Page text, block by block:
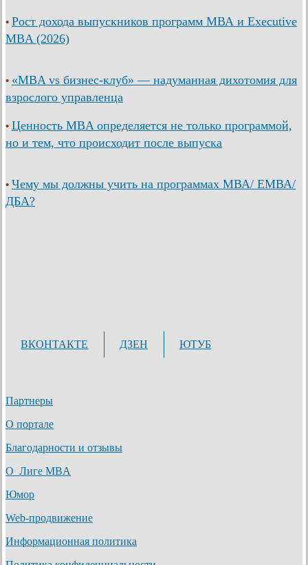
• Рост дохода выпускников программ МВА и Executive
MBA (2026)
• «MBA vs бизнес-клуб» — надуманная дихотомия для
взрослого управленца
• Ценность MBA определяется не только программой,
но и тем, что происходит после выпуска
• Чему мы должны учить на программах МВА/ ЕМВА/
ДБА?
ВКОНТАКТЕ ДЗЕН ЮТУБ
Партнеры
О портале
Благодарности и отзывы
О Лиге MBA
Юмор
Web-продвижение
Информационная политика